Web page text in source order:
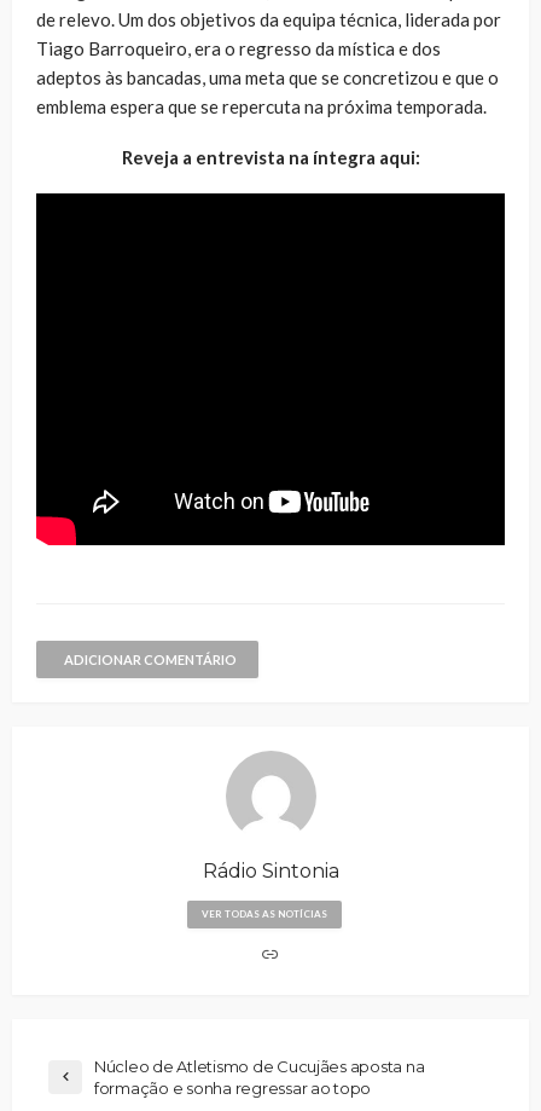
de relevo. Um dos objetivos da equipa técnica, liderada por
Tiago Barroqueiro, era o regresso da mística e dos
adeptos às bancadas, uma meta que se concretizou e que o
emblema espera que se repercuta na próxima temporada.
Reveja a entrevista na íntegra aqui:
ADICIONAR COMENTÁRIO
Rádio Sintonia
VER TODAS AS NOTÍCIAS
Núcleo de Atletismo de Cucujães aposta na
formação e sonha regressar ao topo